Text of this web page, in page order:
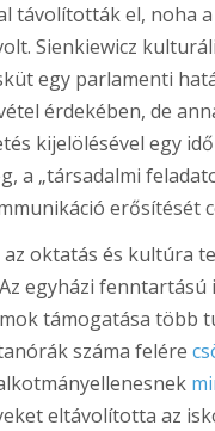
távolították el, noha
Sienkiewicz
egy parlamenti
érdekében, de
kijelölésével egy
a „társadalmi
erősítését
oktatás és kultúra
egyházi
támogatása több
száma felére
eltávolította az